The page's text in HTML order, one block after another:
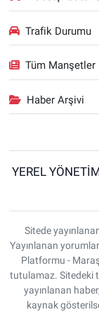
Trafik Durumu
Tüm Manşetler
Haber Arşivi
YEREL
Sitede
Yayınlanan
Platformu -
tutulamaz. Sitedeki
yayınlanan
kaynak